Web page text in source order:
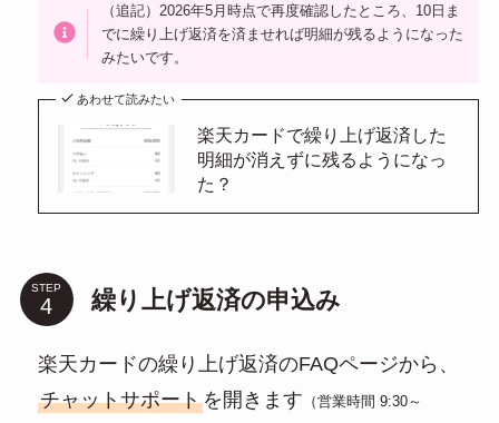
（追記）2026年5月時点で再度確認したところ、10日ま
でに繰り上げ返済を済ませれば明細が残るようになった
みたいです。
あわせて読みたい
楽天カードで繰り上げ返済した
明細が消えずに残るようになっ
た？
STEP 繰り上げ返済の申込み
楽天カードの繰り上げ返済のFAQページから、
チャットサポートを開きます （営業時間 9:30～